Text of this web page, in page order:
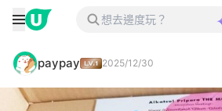
paypay 2025/12/30